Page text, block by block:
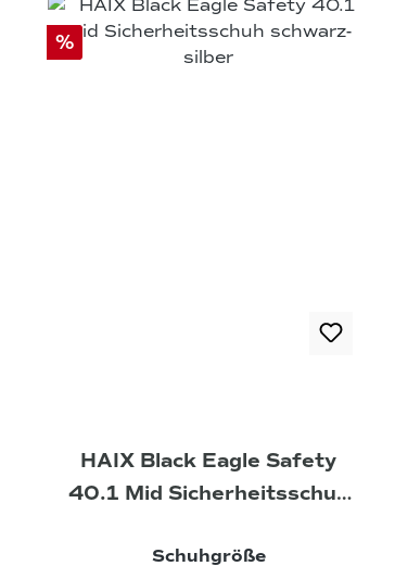
%
HAIX Black Eagle Safety
40.1 Mid Sicherheitsschuh
Schuhgrößeauswählen